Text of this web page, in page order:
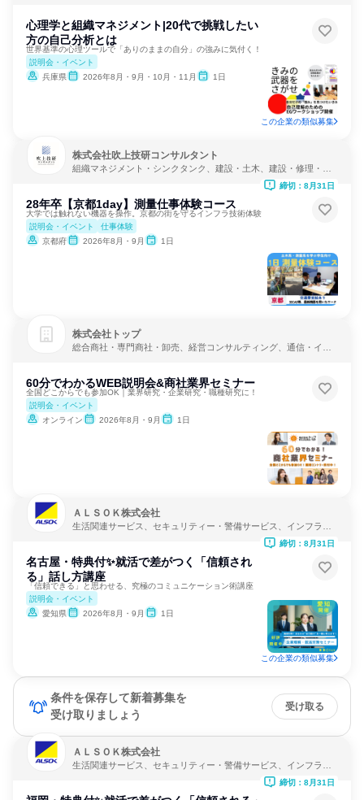
心理学と組織マネジメント|20代で挑戦したい
方の自己分析とは
世界基準の心理ツールで「ありのままの自分」の強みに気付く！
説明会・イベント
兵庫県
2026年8月・9月・10月・11月 1日
この企業の類似募集
株式会社吹上技研コンサルタント
組織マネジメント・シンクタンク、建設・土木、建設・修理・メ
28年卒【京都1day】測量仕事体験コース
大学では触れない機器を操作。京都の街を守るインフラ技術体験
説明会・イベント
仕事体験
京都府
2026年8月・9月 1日
締切：8月31日
株式会社トップ
総合商社・専門商社・卸売、経営コンサルティング、通信・イン
60分でわかるWEB説明会&商社業界セミナー
全国どこからでも参加OK｜業界研究・企業研究・職種研究に！
説明会・イベント
オンライン
2026年8月・9月 1日
ＡＬＳＯＫ株式会社
生活関連サービス、セキュリティー・警備サービス、インフラ・
名古屋・特典付✨就活で差がつく「信頼され
る」話し方講座
「信頼できる」と思わせる、究極のコミュニケーション術講座
説明会・イベント
愛知県
2026年8月・9月 1日
締切：8月31日
この企業の類似募集
条件を保存して新着募集を
受け取りましょう
受け取る
ＡＬＳＯＫ株式会社
生活関連サービス、セキュリティー・警備サービス、インフラ・
締切：8月31日